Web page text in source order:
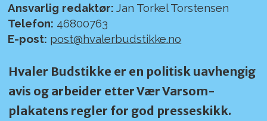
Ansvarlig redaktør: Jan Torkel Torstensen
Telefon: 46800763
E-post: post@hvalerbudstikke.no
Hvaler Budstikke er en politisk uavhengig
avis og arbeider etter Vær Varsom-
plakatens regler for god presseskikk.